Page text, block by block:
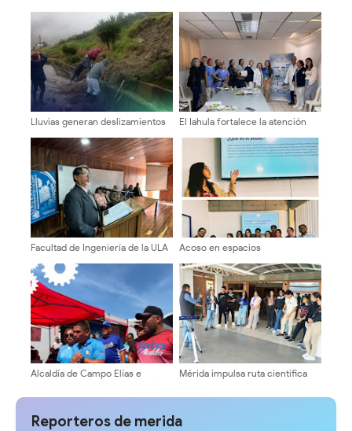
Lluvias generan deslizamientos
Quintero
El Iahula fortalece la atención
técnica multidisciplinaria
Facultad de Ingeniería de la ULA
Acoso en espacios
Facijup-ULA
Alcaldía de Campo Elías e
EMAIMCE garantizan soberanía
alimentaria con jornadas
Mérida impulsa ruta científica
Reporteros de merida